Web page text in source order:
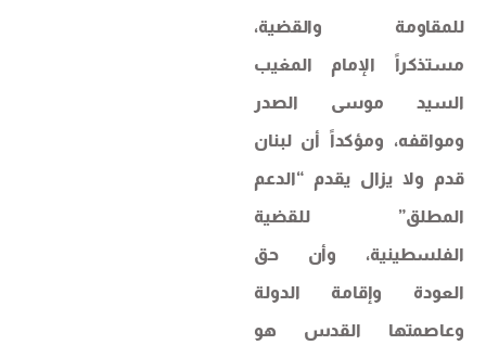
للمقاومة والقضية،
مستذكراً الإمام المغيب
السيد موسى الصدر
ومواقفه، ومؤكداً أن لبنان
قدم ولا يزال يقدم “الدعم
المطلق” للقضية
الفلسطينية، وأن حق
العودة وإقامة الدولة
وعاصمتها القدس هو